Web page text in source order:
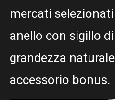
mercati
anello con sigillo
grandezza
accessorio bonus.